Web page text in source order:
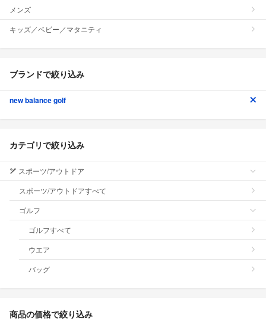
メンズ
キッズ／ベビー／マタニティ
ブランドで絞り込み
new balance golf
カテゴリで絞り込み
スポーツ/アウトドア
スポーツ/アウトドアすべて
ゴルフ
ゴルフすべて
ウエア
バッグ
商品の価格で絞り込み